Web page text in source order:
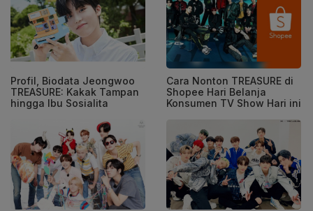
Profil, Biodata Jeongwoo
TREASURE: Kakak Tampan
hingga Ibu Sosialita
Cara Nonton TREASURE di
Shopee Hari Belanja
Konsumen TV Show Hari ini